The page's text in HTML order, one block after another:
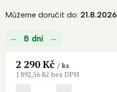
8 dní
Můžeme doručit do: 21.8.2026
2 290 Kč/ ks
1 892,56 Kč bez DPH